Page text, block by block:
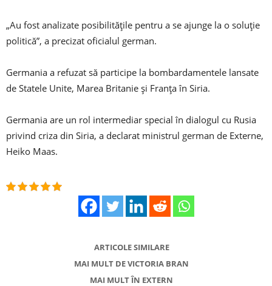
„Au fost analizate posibilităţile pentru a se ajunge la o soluţie
politică”, a precizat oficialul german.
Germania a refuzat să participe la bombardamentele lansate
de Statele Unite, Marea Britanie şi Franţa în Siria.
Germania are un rol intermediar special în dialogul cu Rusia
privind criza din Siria, a declarat ministrul german de Externe,
Heiko Maas.
ARTICOLE SIMILARE
MAI MULT DE VICTORIA BRAN
MAI MULT ÎN EXTERN